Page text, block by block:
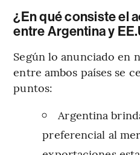
¿En qué consiste el
entre Argentina y
Según lo anunciado en
entre ambos países se
puntos:
Argentina
preferencial al